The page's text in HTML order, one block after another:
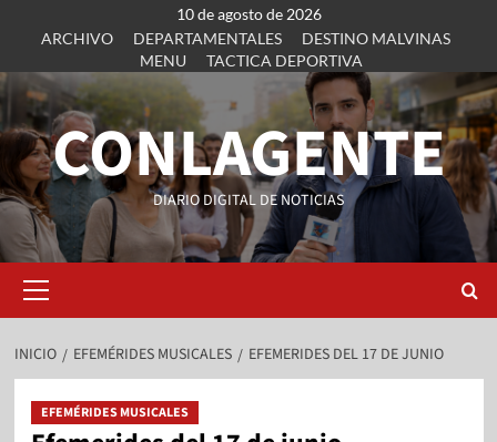
10 de agosto de 2026
ARCHIVO
DEPARTAMENTALES
DESTINO MALVINAS
MENU
TACTICA DEPORTIVA
CONLAGENTE
DIARIO DIGITAL DE NOTICIAS
INICIO EFEMÉRIDES MUSICALES EFEMERIDES DEL 17 DE JUNIO
EFEMÉRIDES MUSICALES